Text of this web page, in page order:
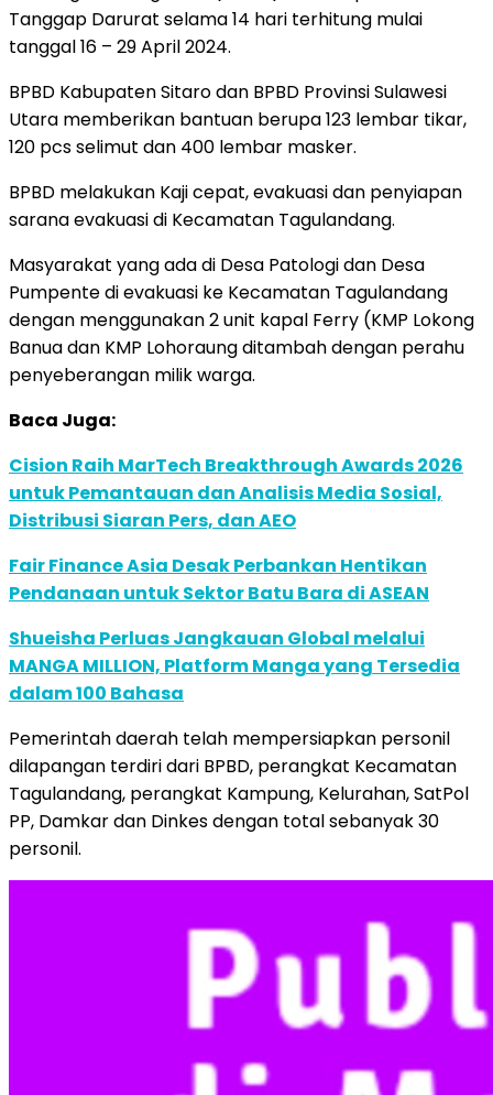
Tanggap Darurat selama 14 hari terhitung mulai
tanggal 16 – 29 April 2024.
BPBD Kabupaten Sitaro dan BPBD Provinsi Sulawesi
Utara memberikan bantuan berupa 123 lembar tikar,
120 pcs selimut dan 400 lembar masker.
BPBD melakukan Kaji cepat, evakuasi dan penyiapan
sarana evakuasi di Kecamatan Tagulandang.
Masyarakat yang ada di Desa Patologi dan Desa
Pumpente di evakuasi ke Kecamatan Tagulandang
dengan menggunakan 2 unit kapal Ferry (KMP Lokong
Banua dan KMP Lohoraung ditambah dengan perahu
penyeberangan milik warga.
Baca Juga:
Cision Raih MarTech Breakthrough Awards 2026
untuk Pemantauan dan Analisis Media Sosial,
Distribusi Siaran Pers, dan AEO
Fair Finance Asia Desak Perbankan Hentikan
Pendanaan untuk Sektor Batu Bara di ASEAN
Shueisha Perluas Jangkauan Global melalui
MANGA MILLION, Platform Manga yang Tersedia
dalam 100 Bahasa
Pemerintah daerah telah mempersiapkan personil
dilapangan terdiri dari BPBD, perangkat Kecamatan
Tagulandang, perangkat Kampung, Kelurahan, SatPol
PP, Damkar dan Dinkes dengan total sebanyak 30
personil.